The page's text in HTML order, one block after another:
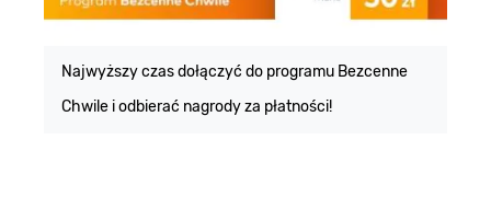
Najwyższy czas dołączyć do programu Bezcenne
Chwile i odbierać nagrody za płatności!